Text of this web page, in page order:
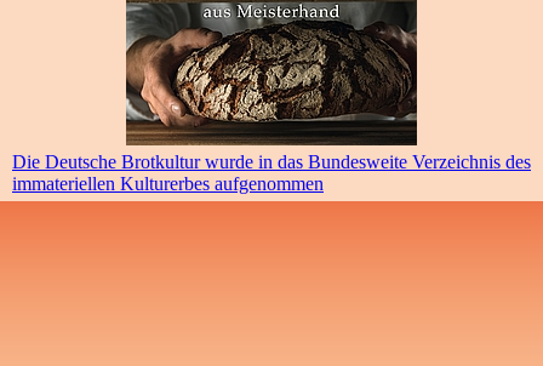
Die Deutsche Brotkultur wurde in das Bundesweite Verzeichnis des
immateriellen Kulturerbes aufgenommen